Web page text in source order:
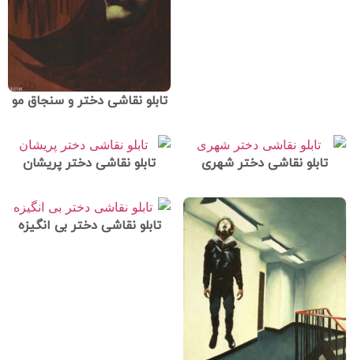
تابلو نقاشی دختر و سنجاق مو
تابلو نقاشی دختر شهری تابلو نقاشی دختر پریشان
تابلو نقاشی دختر بی انگیزه